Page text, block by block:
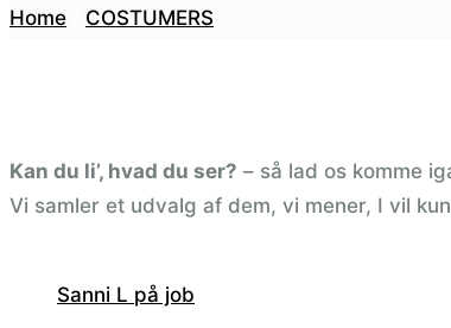
Home COSTUMERS
Kan du li’, hvad du ser? – så lad os komme
Vi samler et udvalg af dem, vi mener, I vil
Sanni L på job